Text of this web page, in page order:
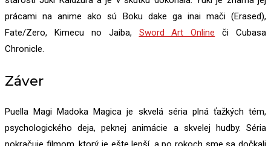
prácami na anime ako sú Boku dake ga inai mači (Erased),
Fate/Zero, Kimecu no Jaiba, Sword Art Online či Cubasa
Chronicle.
Záver
Puella Magi Madoka Magica je skvelá séria plná ťažkých tém,
psychologického deja, peknej animácie a skvelej hudby. Séria